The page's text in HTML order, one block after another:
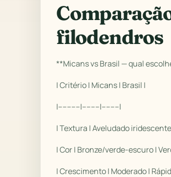
filodendros
**Micans vs Brasil — qual
| Critério | Micans | Brasil |
|----------|--------|--------|
| Textura | Aveludado
| Cor | Bronze/verde-escuro |
| Crescimento | Moderado |